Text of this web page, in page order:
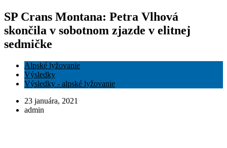
SP Crans Montana: Petra Vlhová
skončila v sobotnom zjazde v elitnej
sedmičke
Alpské lyžovanie
Výsledky
Výsledky - alpské lyžovanie
23 januára, 2021
admin